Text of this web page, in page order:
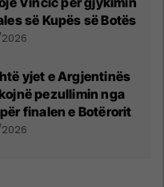
së Kupës së Botës
yjet e Argjentinës
pezullimin nga
finalen e Botërorit